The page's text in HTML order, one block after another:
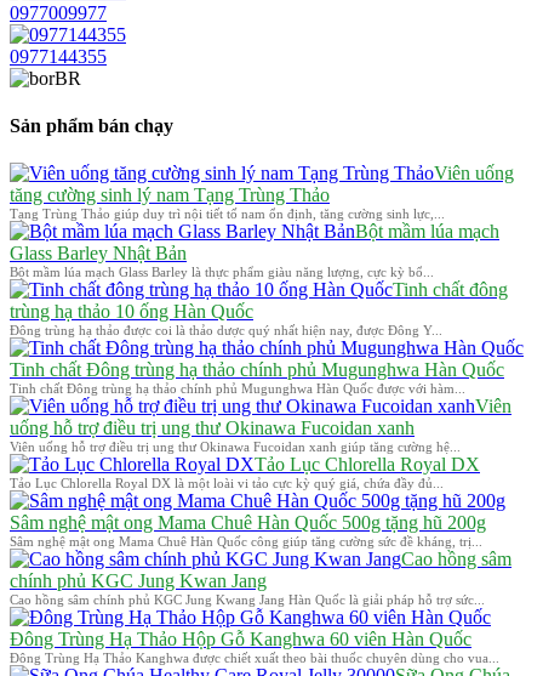
0977009977
0977144355
Sản phẩm bán chạy
Viên uống
tăng cường sinh lý nam Tạng Trùng Thảo
Tạng Trùng Thảo giúp duy trì nội tiết tố nam ổn định, tăng cường sinh lực,...
Bột mầm lúa mạch
Glass Barley Nhật Bản
Bột mầm lúa mạch Glass Barley là thực phẩm giàu năng lượng, cực kỳ bổ...
Tinh chất đông
trùng hạ thảo 10 ống Hàn Quốc
Đông trùng hạ thảo được coi là thảo dược quý nhất hiện nay, được Đông Y...
Tinh chất Đông trùng hạ thảo chính phủ Mugunghwa Hàn Quốc
Tinh chất Đông trùng hạ thảo chính phủ Mugunghwa Hàn Quốc được với hàm...
Viên
uống hỗ trợ điều trị ung thư Okinawa Fucoidan xanh
Viên uống hỗ trợ điều trị ung thư Okinawa Fucoidan xanh giúp tăng cường hệ...
Tảo Lục Chlorella Royal DX
Tảo Lục Chlorella Royal DX là một loài vi tảo cực kỳ quý giá, chứa đầy đủ...
Sâm nghệ mật ong Mama Chuê Hàn Quốc 500g tặng hũ 200g
Sâm nghệ mật ong Mama Chuê Hàn Quốc công giúp tăng cường sức đề kháng, trị...
Cao hồng sâm
chính phủ KGC Jung Kwan Jang
Cao hồng sâm chính phủ KGC Jung Kwang Jang Hàn Quốc là giải pháp hỗ trợ sức...
Đông Trùng Hạ Thảo Hộp Gỗ Kanghwa 60 viên Hàn Quốc
Đông Trùng Hạ Thảo Kanghwa được chiết xuất theo bài thuốc chuyên dùng cho vua...